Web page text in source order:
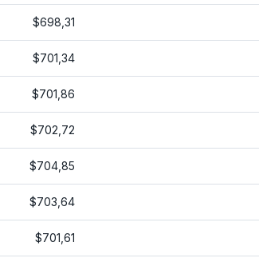
$698,31
$701,34
$701,86
$702,72
$704,85
$703,64
$701,61